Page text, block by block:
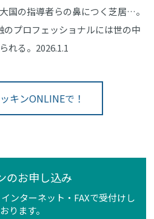
国の指導者らの鼻につく芝居…。
プロフェッショナルには世の中
れる。2026.1.1
キンONLINEで！
のお申し込み
ンターネット・FAXで受付けし
ります。